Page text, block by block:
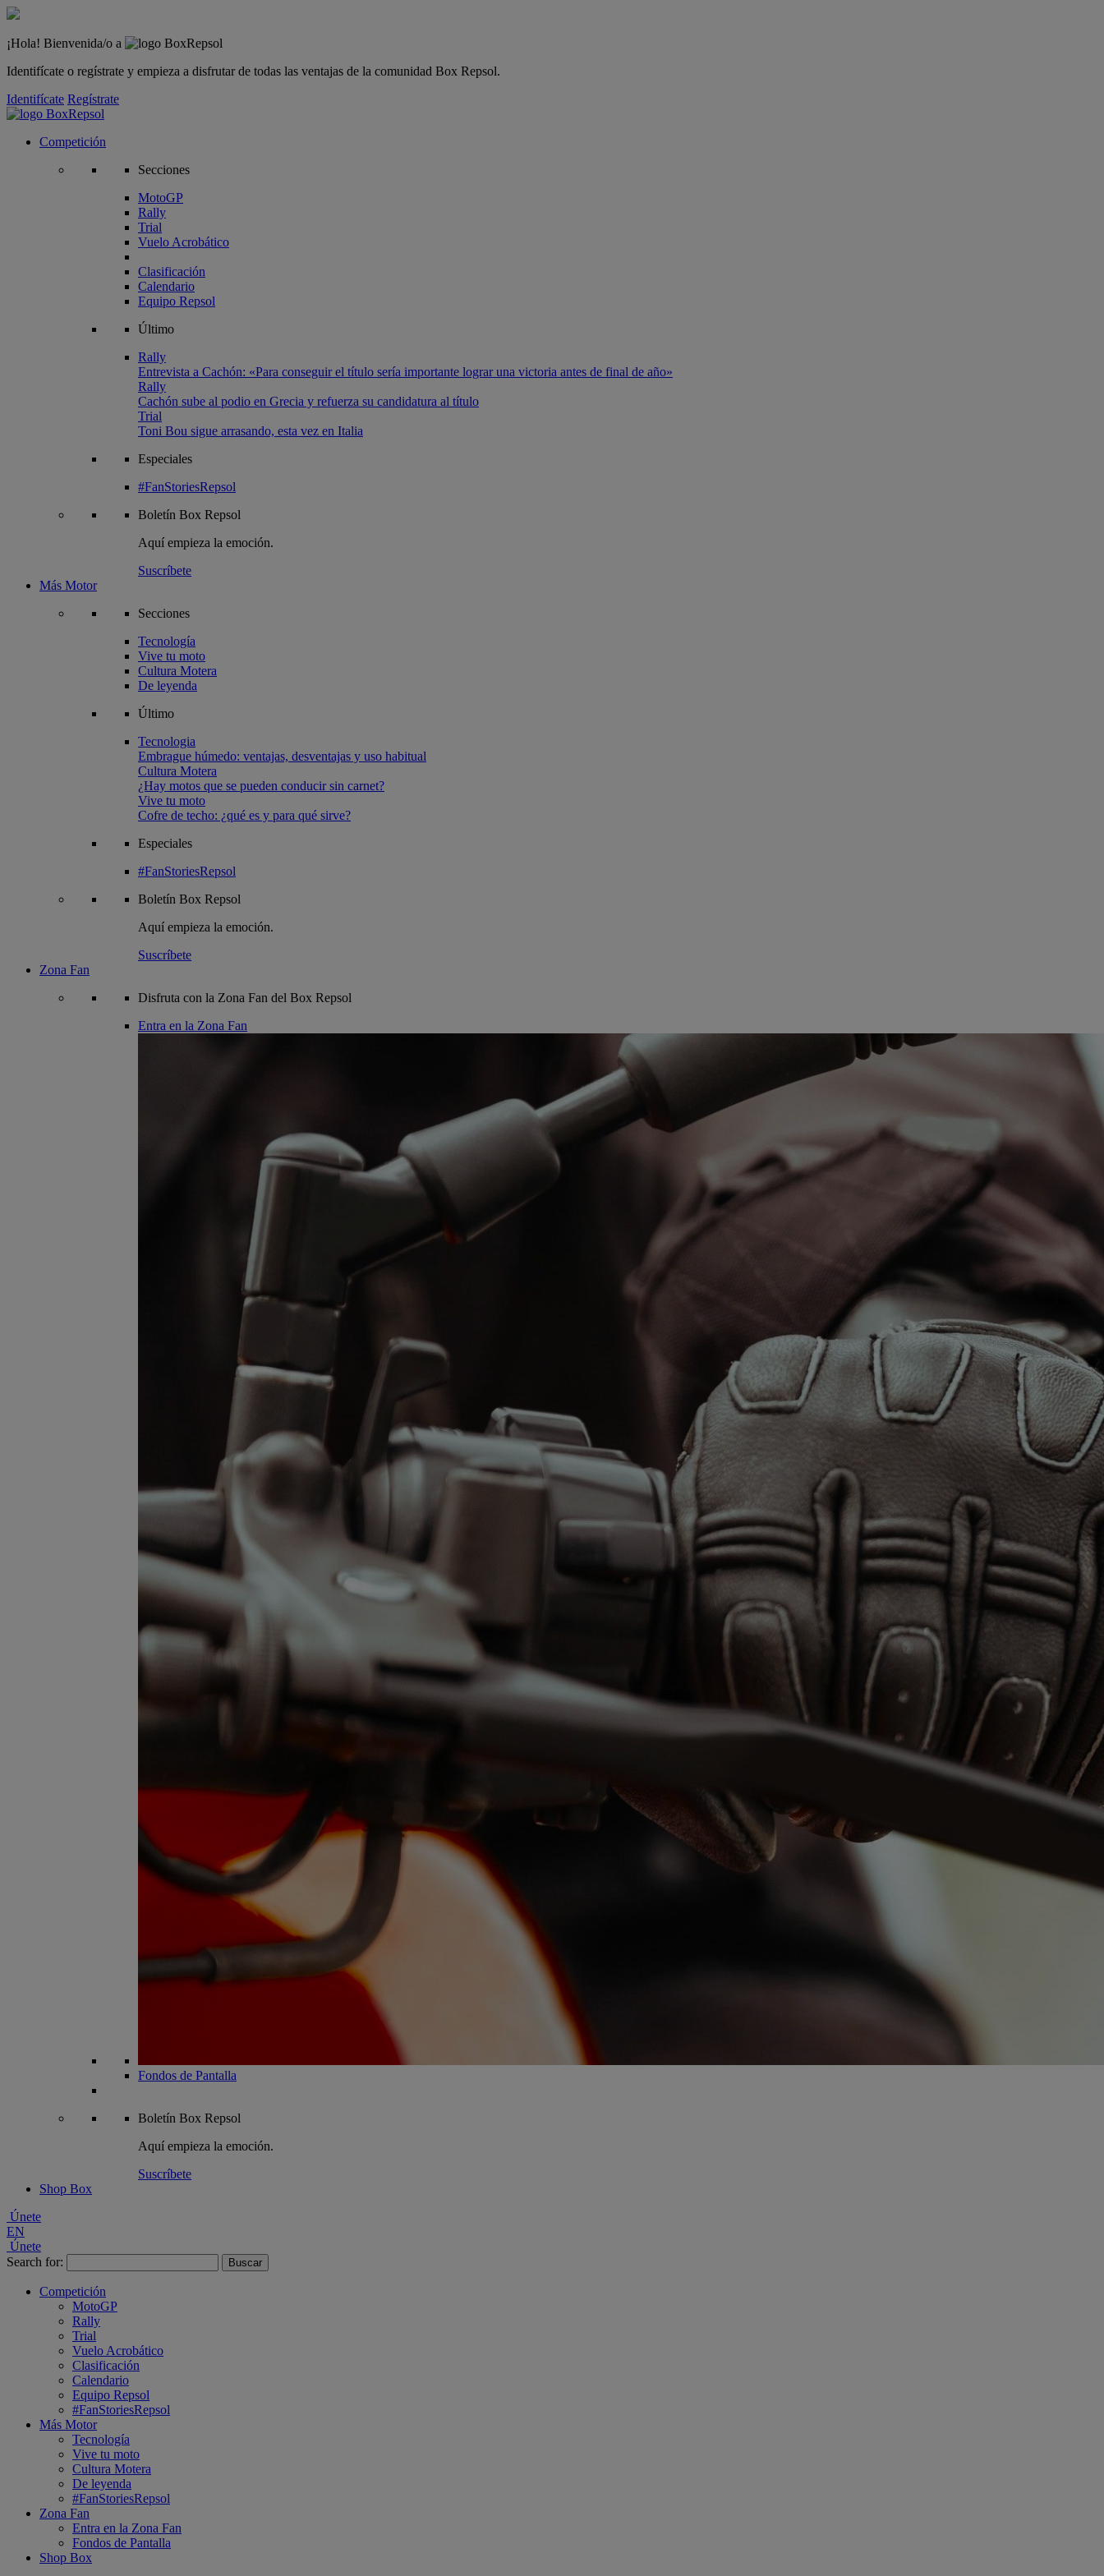
¡Hola! Bienvenida/o a
Identifícate o regístrate y empieza a disfrutar de todas las ventajas de la comunidad Box Repsol.
Identifícate Regístrate
Competición
Secciones
MotoGP
Rally
Trial
Vuelo Acrobático
Clasificación
Calendario
Equipo Repsol
Último
Rally
Entrevista a Cachón: «Para conseguir el título sería importante lograr una victoria antes de final de año»
Rally
Cachón sube al podio en Grecia y refuerza su candidatura al título
Trial
Toni Bou sigue arrasando, esta vez en Italia
Especiales
#FanStoriesRepsol
Boletín Box Repsol
Aquí empieza la emoción.
Suscríbete
Más Motor
Secciones
Tecnología
Vive tu moto
Cultura Motera
De leyenda
Último
Tecnologia
Embrague húmedo: ventajas, desventajas y uso habitual
Cultura Motera
¿Hay motos que se pueden conducir sin carnet?
Vive tu moto
Cofre de techo: ¿qué es y para qué sirve?
Especiales
#FanStoriesRepsol
Boletín Box Repsol
Aquí empieza la emoción.
Suscríbete
Zona Fan
Disfruta con la Zona Fan del Box Repsol
Entra en la Zona Fan
Fondos de Pantalla
Boletín Box Repsol
Aquí empieza la emoción.
Suscríbete
Shop Box
Únete
EN
Únete
Search for:
Competición
MotoGP
Rally
Trial
Vuelo Acrobático
Clasificación
Calendario
Equipo Repsol
#FanStoriesRepsol
Más Motor
Tecnología
Vive tu moto
Cultura Motera
De leyenda
#FanStoriesRepsol
Zona Fan
Entra en la Zona Fan
Fondos de Pantalla
Shop Box